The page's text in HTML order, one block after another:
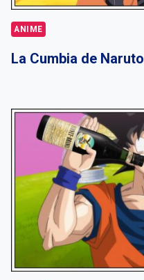
ANIME
La Cumbia de Naruto